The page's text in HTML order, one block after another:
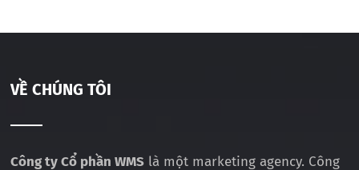
VỀ CHÚNG TÔI
Công ty Cổ phần WMS là một marketing agency. Công